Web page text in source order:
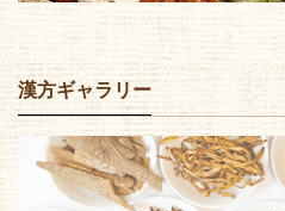
漢方ギャラリー